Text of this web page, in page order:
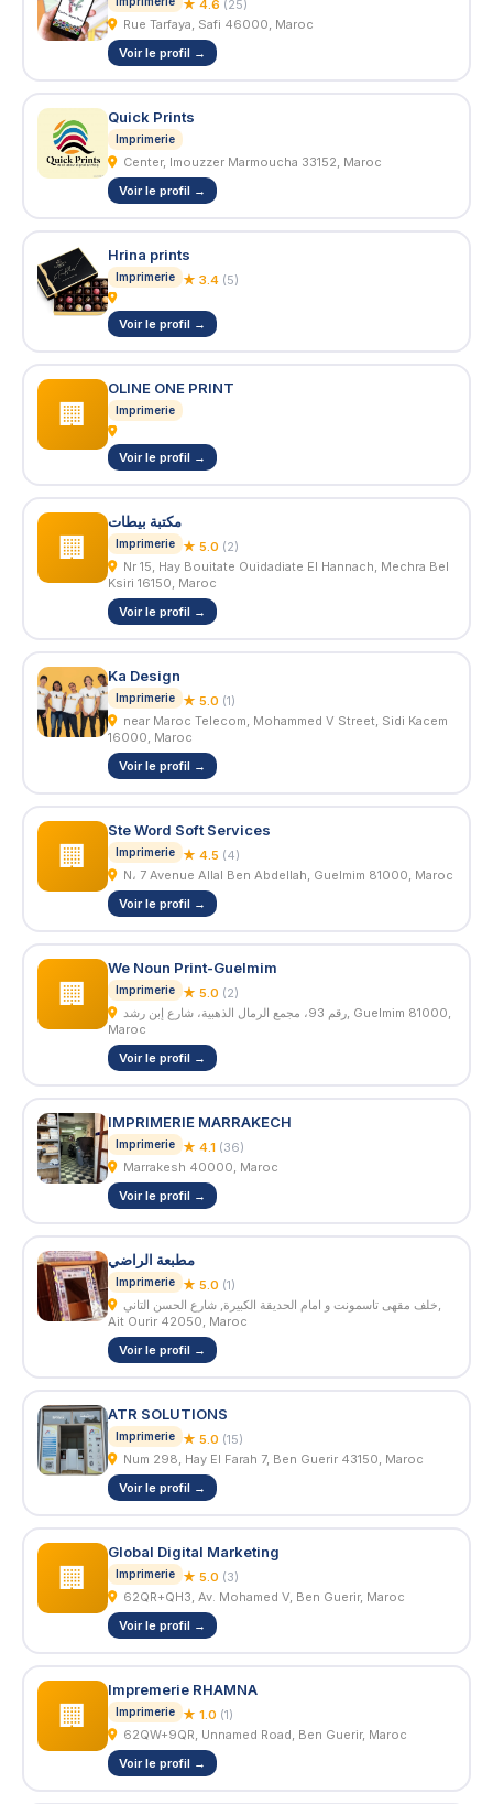
★ 4.6 (25)
Rue Tarfaya, Safi 46000, Maroc
Voir le profil →
Quick Prints
Imprimerie
Center, Imouzzer Marmoucha 33152, Maroc
Voir le profil →
Hrina prints
Imprimerie ★ 3.4 (5)
Voir le profil →
🏢
OLINE ONE PRINT
Imprimerie
Voir le profil →
🏢
مكتبة بيطات
Imprimerie ★ 5.0 (2)
Ksiri 16150, Maroc
Voir le profil →
Ka Design
Imprimerie ★ 5.0 (1)
16000, Maroc
Voir le profil →
🏢
Ste Word Soft Services
Imprimerie ★ 4.5 (4)
N، 7 Avenue Allal Ben Abdellah, Guelmim 81000, Maroc
Voir le profil →
🏢
We Noun Print-Guelmim
Imprimerie ★ 5.0 (2)
Maroc
Voir le profil →
IMPRIMERIE MARRAKECH
Imprimerie ★ 4.1 (36)
Marrakesh 40000, Maroc
Voir le profil →
مطبعة الراضي
Imprimerie ★ 5.0 (1)
Ait Ourir 42050, Maroc
Voir le profil →
ATR SOLUTIONS
Imprimerie ★ 5.0 (15)
Num 298, Hay El Farah 7, Ben Guerir 43150, Maroc
Voir le profil →
🏢
Global Digital Marketing
Imprimerie ★ 5.0 (3)
62QR+QH3, Av. Mohamed V, Ben Guerir, Maroc
Voir le profil →
🏢
Impremerie RHAMNA
Imprimerie ★ 1.0 (1)
62QW+9QR, Unnamed Road, Ben Guerir, Maroc
Voir le profil →